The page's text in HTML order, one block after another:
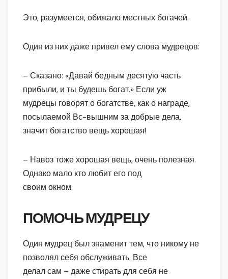
Это, разумеется, обижало местных богачей.
Один из них даже привел ему слова мудрецов:
– Сказано: «Давай бедным десятую часть
прибыли, и ты будешь богат.» Если уж
мудрецы говорят о богатстве, как о награде,
посылаемой Вс-вышним за добрые дела,
значит богатство вещь хорошая!
– Навоз тоже хорошая вещь, очень полезная.
Однако мало кто любит его под
своим окном.
ПОМОЧЬ МУДРЕЦУ
Один мудрец был знаменит тем, что никому не
позволял себя обслуживать. Все
делал сам – даже стирать для себя не